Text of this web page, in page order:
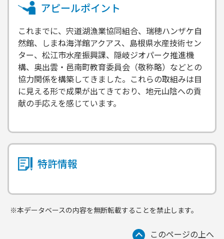
アピールポイント
これまでに、宍道湖漁業協同組合、瑞穂ハンザケ自
然館、しまね海洋館アクアス、島根県水産技術セン
ター、松江市水産振興課、隠岐ジオパーク推進機
構、奥出雲・邑南町教育委員会（敬称略）などとの
協力関係を構築してきました。これらの取組みは目
に見える形で成果が出てきており、地元山陰への貢
献の手応えを感じています。
特許情報
※本データベースの内容を無断転載することを禁止します。
このページの上へ